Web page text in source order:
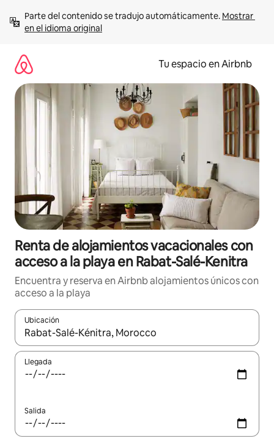
contenido
Parte del contenido se tradujo automáticamente. Mostrar
en el idioma original
Tu espacio en Airbnb
Renta de alojamientos vacacionales con
acceso a la playa en Rabat-Salé-Kenitra
Encuentra y reserva en Airbnb alojamientos únicos con
acceso a la playa
Ubicación
Cuando los resultados estén disponibles, podrás navegar
Llegada
Salida